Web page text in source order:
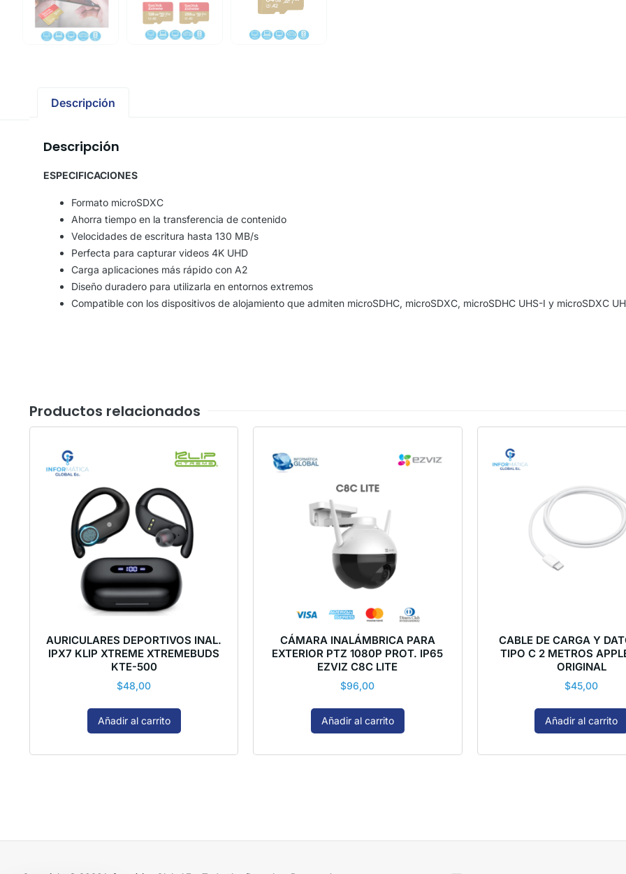
Descripción
Descripción
ESPECIFICACIONES
Formato microSDXC
Ahorra tiempo en la transferencia de contenido
Velocidades de escritura hasta 130 MB/s
Perfecta para capturar videos 4K UHD
Carga aplicaciones más rápido con A2
Diseño duradero para utilizarla en entornos extremos
Compatible con los dispositivos de alojamiento que admiten microSDHC, microSDXC, microSDHC UHS-I y microSDXC
Productos relacionados
AURICULARES DEPORTIVOS INAL.
IPX7 KLIP XTREME XTREMEBUDS
KTE-500
$48,00
Añadir al carrito
CÁMARA INALÁMBRICA PARA
EXTERIOR PTZ 1080P PROT. IP65
EZVIZ C8C LITE
$96,00
Añadir al carrito
CABLE DE CARGA Y
TIPO C 2 METROS
ORIGINAL
$45,00
Añadir al carrito